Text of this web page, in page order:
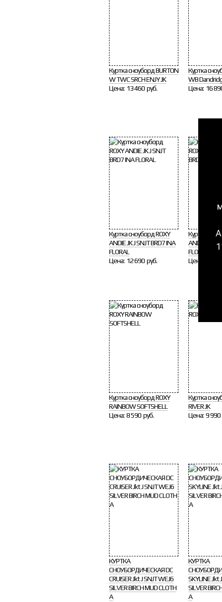
Куртка сноуборд BURTON
W TWC SRCH ENJY JK
Цена: 13 460 руб.
Куртка
WB
Цена: 16
Куртка сноуборд ROXY
ANDIE JK J SNJT BRD7 INA
FLORAL
Цена: 12 690 руб.
Куртка
ANDIE JK J
FLORAL
Цена:
Куртка сноуборд ROXY
RAINBOW SOFTSHELL
Цена: 8 590 руб.
Куртка
RIVER JK
Цена: 9 990
КУРТКА
СНОУБОРДИЧЕСКАЯ DC
CRUISER Jkt J SNJT WEJ6
SILVER BIRCH MUD CLOTH
A
КУРТКА
SKYLINE Jkt
SILVER
A